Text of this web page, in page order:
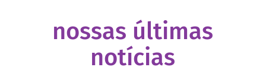
nossas últimas
notícias